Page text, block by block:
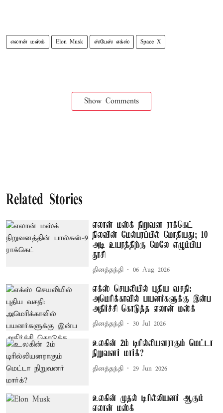
எலான் மஸ்க் Elon Musk ஸ்பேஸ் எக்ஸ் Space X
Show Comments
Related Stories
எலான் மஸ்க் நிறுவன ராக்கெட்
நிலவின் மேல்பரப்பில் மோதியது; 10
அடி உயரத்திற்கு மேலே எழும்பிய
தூசி
தினத்தந்தி 06 Aug 2026
எக்ஸ் செயலியில் புதிய வசதி:
அமெரிக்காவில் பயனர்களுக்கு இன்ப
அதிர்ச்சி கொடுத்த எலான் மஸ்க்
தினத்தந்தி 30 Jul 2026
உலகின் 2ம் டிரில்லியனராகும் மெட்டா
நிறுவனர் மார்க்?
தினத்தந்தி 29 Jun 2026
உலகின் முதல் டிரில்லியனர் ஆகும்
எலான் மஸ்க்